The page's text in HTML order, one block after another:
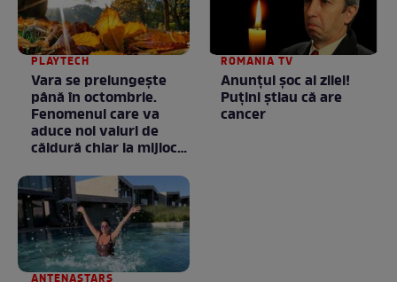
PLAYTECH
Vara se prelungeşte
până în octombrie.
Fenomenul care va
aduce noi valuri de
căldură chiar la mijlocul
ROMANIA TV
Anunţul şoc al zilei!
Puţini ştiau că are
cancer